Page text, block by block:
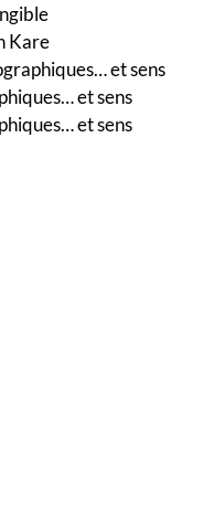
Kare
et sens
et sens
et sens